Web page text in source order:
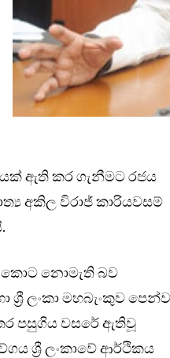
ඇති කර ගැනීමට රජය
අකිල විරාජ් කාරියවසම්
කොට නොමැති බව
ලංකා මහබැංකුව
පසුගිය වසරේ ඇතිවූ
ශ්‍රී ලංකාවේ ආර්ථිකය